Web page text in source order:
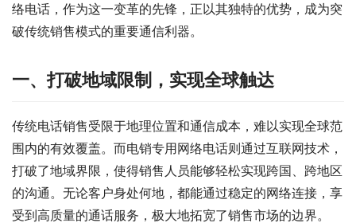
络电话，作为这一变革的先锋，正以其独特的优势，成为突
破传统销售模式的重要通信利器。
一、打破地域限制，实现全球触达
传统电话销售受限于地理位置和通信成本，难以实现全球范
围内的有效覆盖。而电销专用网络电话则通过互联网技术，
打破了地域界限，使得销售人员能够轻松实现跨国、跨地区
的沟通。无论客户身处何地，都能通过稳定的网络连接，享
受到高质量的通话服务，极大地拓宽了销售市场的边界。